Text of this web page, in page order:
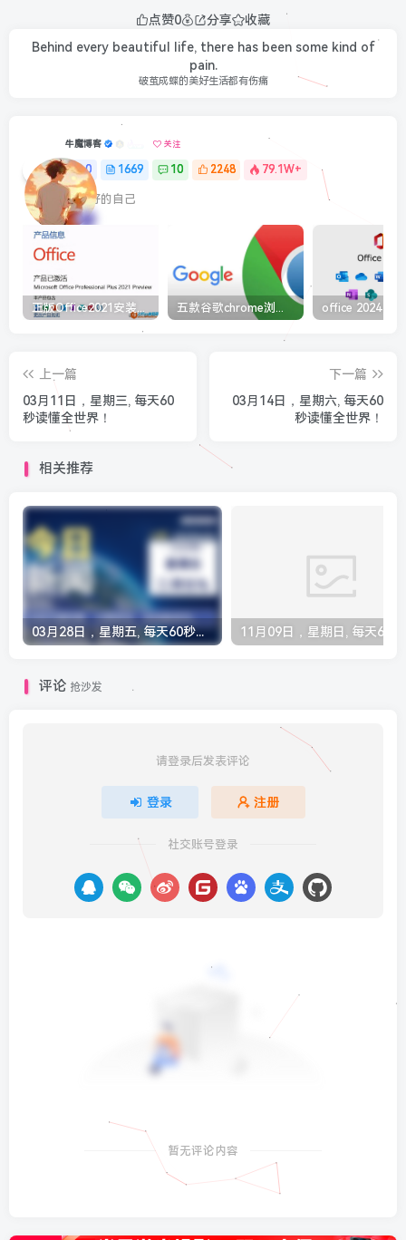
点赞0 分享
收藏
Behind every beautiful life, there has been some kind of
pain.
破茧成蝶的美好生活都有伤痛
牛魔博客 关注
0 1669 10 2248 79.1W+
最最好的自己
五款谷歌chrome浏览器截图插件工具推荐
上一篇
03月11日，星期三, 每天60
秒读懂全世界！
下一篇
03月14日，星期六, 每天60
秒读懂全世界！
相关推荐
03月28日，星期五, 每天60秒读懂全世界！
评论 抢沙发
请登录后发表评论
登录 注册
社交账号登录
暂无评论内容